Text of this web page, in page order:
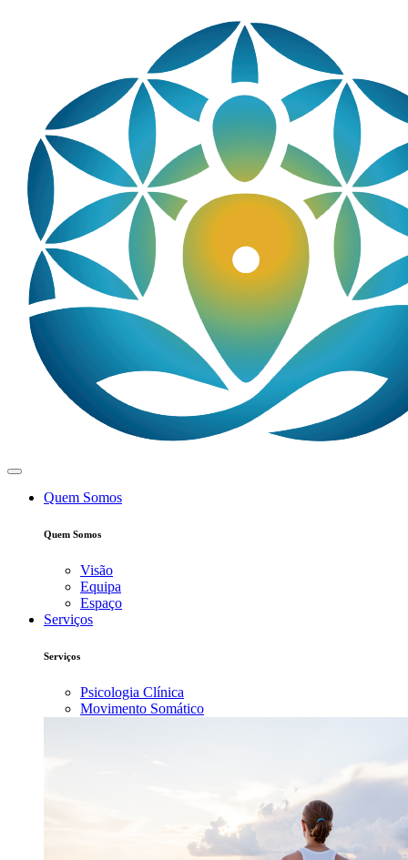
Quem Somos
Quem Somos
Visão
Equipa
Espaço
Serviços
Serviços
Psicologia Clínica
Movimento Somático